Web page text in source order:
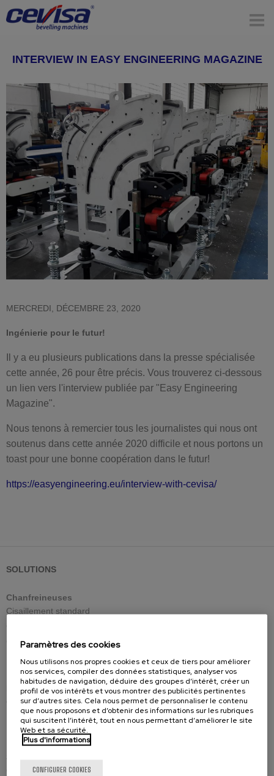
INTERVIEW IN EASY ENGINEERING MAGAZINE
MERCREDI, DÉCEMBRE 23, 2020
Ingénierie pour le futur!
Il y a eu plusieurs publications dans la presse spécialisée
cette année, 26 pour être précis. Vous trouverez ci-dessous
un lien vers l'interview publiée par "Easy Engineering
Magazine".
Nous tenons à remercier tous les journalistes qui nous ont
soutenus dans cette année 2020 difficile et nous portons un
toast pour une bonne coopération dans le futur!
https://easyengineering.eu/interview-with-cevisa/
SOLUTIONS
Chanfreineuses
Cisaillement standard
Cisaillement reversible
Usinage grandes épaisseurs
Pièces
Outils de coupe
Pièces détachées
Chaudronnerie Industrielle
Paramètres des cookies
Nous utilisons nos propres cookies et ceux de tiers pour améliorer
nos services, compiler des données statistiques, analyser vos
habitudes de navigation, déduire des groupes d’intérêt, créer un
profil de vos intérêts et vous montrer des publicités pertinentes
sur d’autres sites. Cela nous permet de personnaliser le contenu
que nous proposons et d’obtenir des informations sur les rubriques
qui suscitent l’intérêt, tout en nous permettant d’améliorer le site
Web et sa sécurité.
Plus d'informations
CONFIGURER COOKIES